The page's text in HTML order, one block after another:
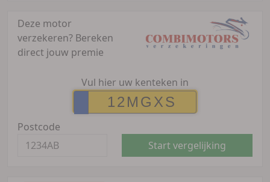
Deze motor
verzekeren? Bereken
direct jouw premie
Vul hier uw kenteken in
Postcode
Start vergelijking